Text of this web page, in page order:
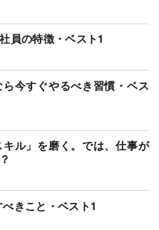
員の特徴・ベスト1
ら今すぐやるべき習慣・ベス
ル」を磨く。では、仕事が
きこと・ベスト1